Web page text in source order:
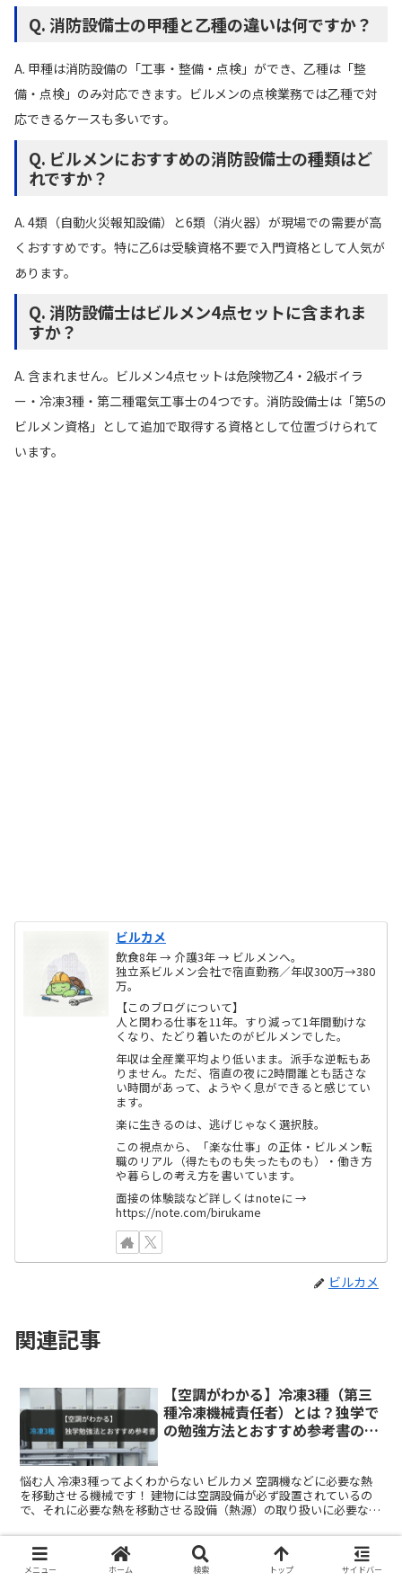
Q. 消防設備士の甲種と乙種の違いは何ですか？
A. 甲種は消防設備の「工事・整備・点検」ができ、乙種は「整
備・点検」のみ対応できます。ビルメンの点検業務では乙種で対
応できるケースも多いです。
Q. ビルメンにおすすめの消防設備士の種類はど
れですか？
A. 4類（自動火災報知設備）と6類（消火器）が現場での需要が高
くおすすめです。特に乙6は受験資格不要で入門資格として人気が
あります。
Q. 消防設備士はビルメン4点セットに含まれま
すか？
A. 含まれません。ビルメン4点セットは危険物乙4・2級ボイラ
ー・冷凍3種・第二種電気工事士の4つです。消防設備士は「第5の
ビルメン資格」として追加で取得する資格として位置づけられて
います。
ビルカメ
飲食8年 → 介護3年 → ビルメンへ。
独立系ビルメン会社で宿直勤務／年収300万→380
万。
【このブログについて】
人と関わる仕事を11年。すり減って1年間動けな
くなり、たどり着いたのがビルメンでした。
年収は全産業平均より低いまま。派手な逆転もあ
りません。ただ、宿直の夜に2時間誰とも話さな
い時間があって、ようやく息ができると感じてい
ます。
楽に生きるのは、逃げじゃなく選択肢。
この視点から、「楽な仕事」の正体・ビルメン転
職のリアル（得たものも失ったものも）・働き方
や暮らしの考え方を書いています。
面接の体験談など詳しくはnoteに →
https://note.com/birukame
ビルカメ
関連記事
【空調がわかる】冷凍3種（第三
種冷凍機械責任者）とは？独学で
の勉強方法とおすすめ参考書の紹
悩む人 冷凍3種ってよくわからない ビルカメ 空調機などに必要な熱
を移動させる機械です！ 建物には空調設備が必ず設置されているの
で、それに必要な熱を移動させる設備（熱源）の取り扱いに必要な資
ビルメン資格のおすすめ順｜4点
セット＋消防＋上位3資格のロー
メニュー ホーム 検索 トップ サイドバー